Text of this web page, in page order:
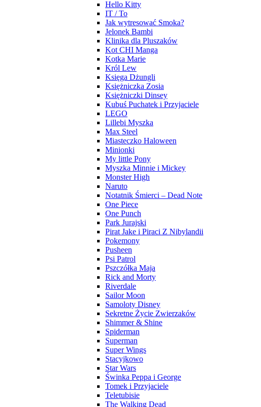
Hello Kitty
IT / To
Jak wytresować Smoka?
Jelonek Bambi
Klinika dla Pluszaków
Kot CHI Manga
Kotka Marie
Król Lew
Księga Dżungli
Księżniczka Zosia
Księżniczki Dinsey
Kubuś Puchatek i Przyjaciele
LEGO
Lillebi Myszka
Max Steel
Miasteczko Haloween
Minionki
My little Pony
Myszka Minnie i Mickey
Monster High
Naruto
Notatnik Śmierci – Dead Note
One Piece
One Punch
Park Jurajski
Pirat Jake i Piraci Z Nibylandii
Pokemony
Pusheen
Psi Patrol
Pszczółka Maja
Rick and Morty
Riverdale
Sailor Moon
Samoloty Disney
Sekretne Życie Zwierzaków
Shimmer & Shine
Spiderman
Superman
Super Wings
Stacyjkowo
Star Wars
Świnka Peppa i George
Tomek i Przyjaciele
Teletubisie
The Walking Dead